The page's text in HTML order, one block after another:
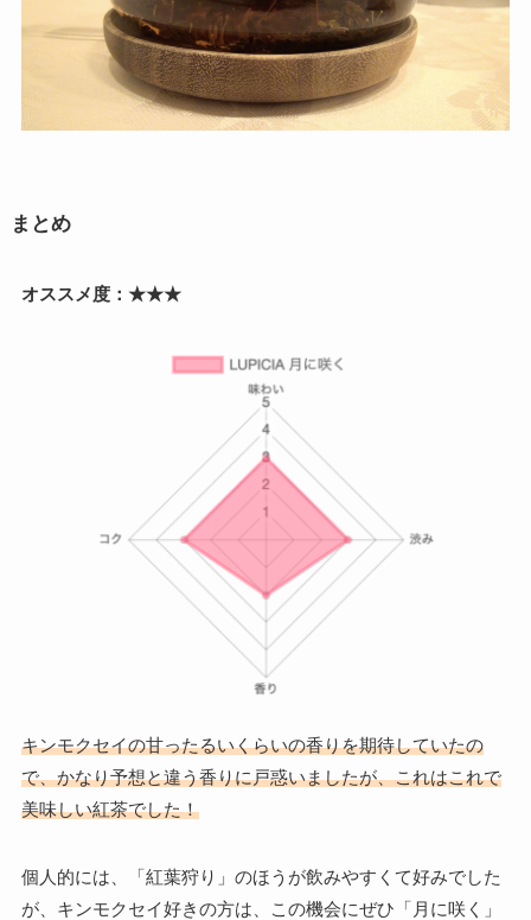
まとめ
オススメ度：★★★
キンモクセイの甘ったるいくらいの香りを期待していたの
で、かなり予想と違う香りに戸惑いましたが、これはこれで
美味しい紅茶でした！
個人的には、「紅葉狩り」のほうが飲みやすくて好みでした
が、キンモクセイ好きの方は、この機会にぜひ「月に咲く」